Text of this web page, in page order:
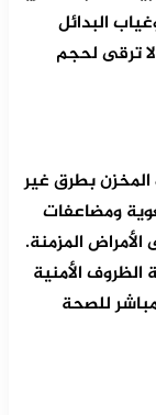
البدائل
ترقى لحجم
المخزن بطرق غير
ومضاعفات
المزمنة.
الأمنية
للصحة